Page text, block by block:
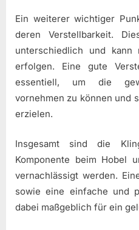
Ein weiterer wichtiger
deren Verstellbarkeit.
unterschiedlich und kann
erfolgen. Eine gute
essentiell, um die
vornehmen zu können und
erzielen.
Insgesamt sind die
Komponente beim Hobel
vernachlässigt werden.
sowie eine einfache und
dabei maßgeblich für ein